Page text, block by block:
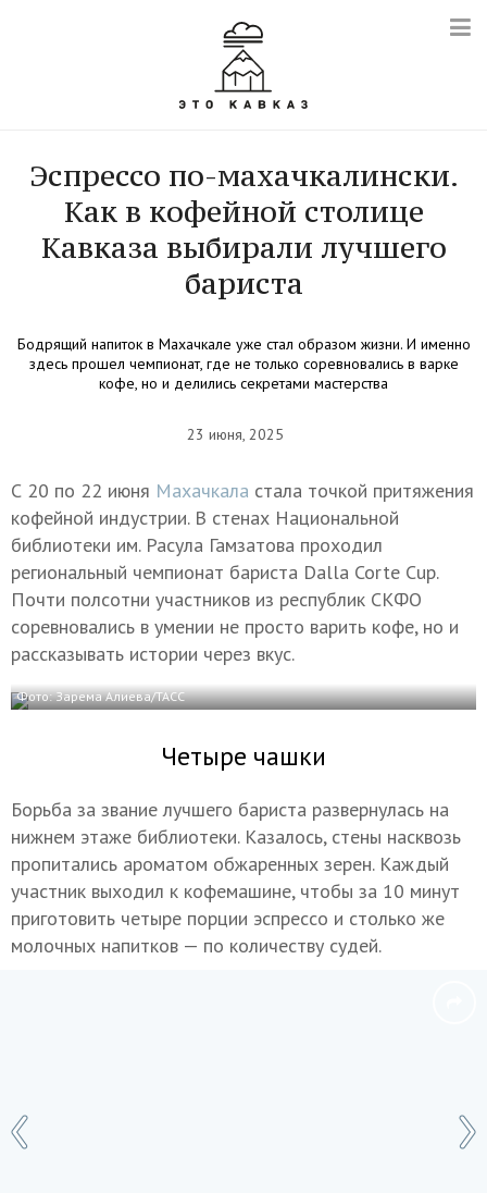
Эспрессо по-махачкалински.
Как в кофейной столице
Кавказа выбирали лучшего
бариста
Бодрящий напиток в Махачкале уже стал образом жизни. И именно
здесь прошел чемпионат, где не только соревновались в варке
кофе, но и делились секретами мастерства
23 июня, 2025
С 20 по 22 июня Махачкала стала точкой притяжения
кофейной индустрии. В стенах Национальной
библиотеки им. Расула Гамзатова проходил
региональный чемпионат бариста Dalla Corte Cup.
Почти полсотни участников из республик СКФО
соревновались в умении не просто варить кофе, но и
рассказывать истории через вкус.
Фото: Зарема Алиева/ТАСС
Четыре чашки
Борьба за звание лучшего бариста развернулась на
нижнем этаже библиотеки. Казалось, стены насквозь
пропитались ароматом обжаренных зерен. Каждый
участник выходил к кофемашине, чтобы за 10 минут
приготовить четыре порции эспрессо и столько же
молочных напитков — по количеству судей.